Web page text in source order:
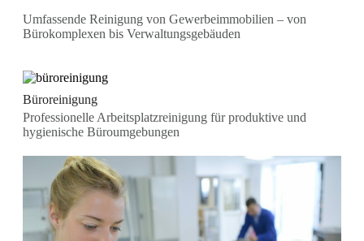
Umfassende Reinigung von Gewerbeimmobilien – von
Bürokomplexen bis Verwaltungsgebäuden
Büroreinigung
Professionelle Arbeitsplatzreinigung für produktive und
hygienische Büroumgebungen